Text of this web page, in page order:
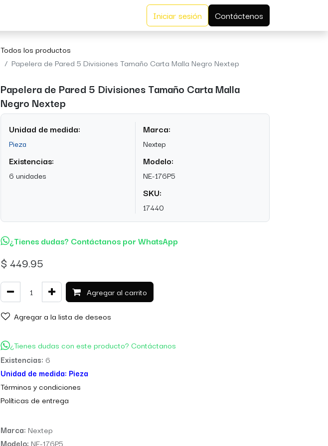
Iniciar sesión Contáctenos
Todos los productos
Papelera de Pared 5 Divisiones Tamaño Carta Malla Negro Nextep
Papelera de Pared 5 Divisiones Tamaño Carta Malla
Negro Nextep
Unidad de medida:
Pieza
Existencias:
6 unidades
Marca:
Nextep
Modelo:
NE-176P5
SKU:
17440
¿Tienes dudas? Contáctanos por WhatsApp
$ 449.95
Agregar al carrito
Agregar a la lista de deseos
¿Tienes dudas con este producto? Contáctanos
Existencias: 6
Unidad de medida: Pieza
Términos y condiciones
Políticas de entrega
Marca: Nextep
Modelo: NE-176P5